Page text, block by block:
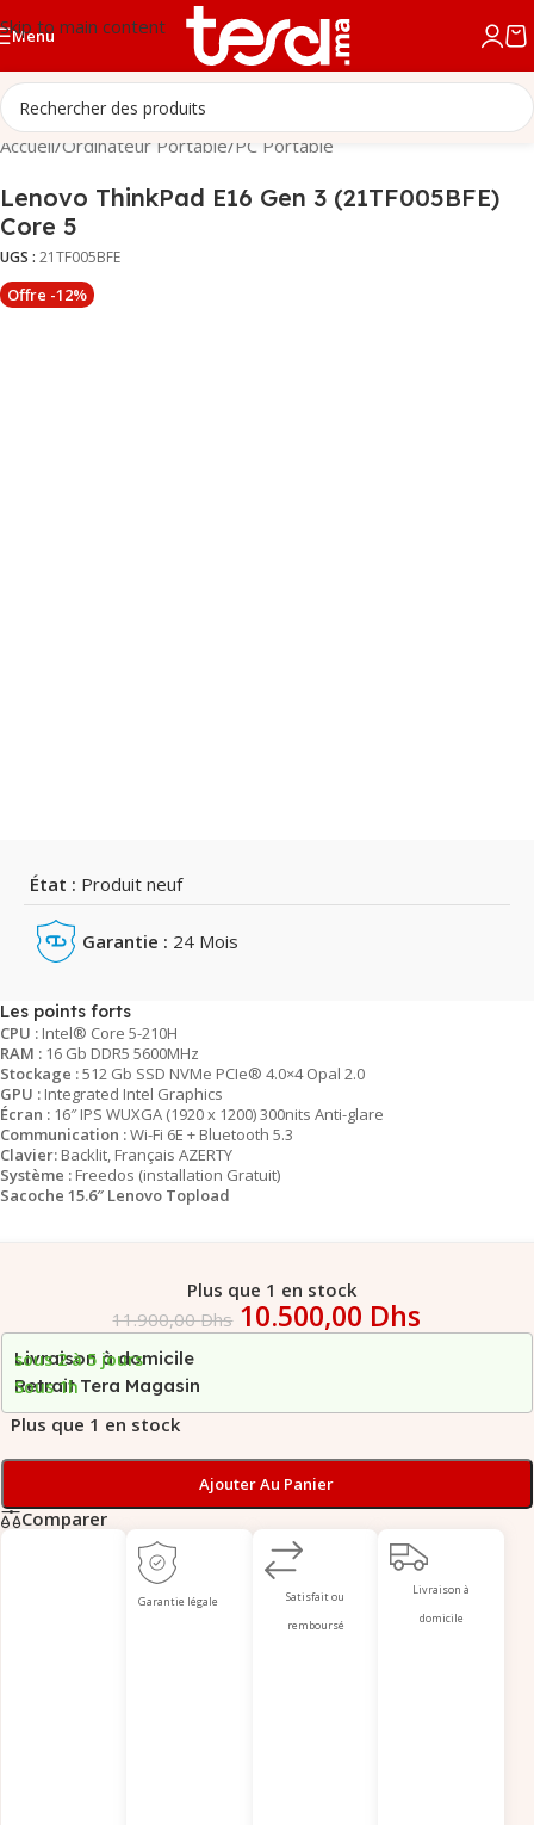
Skip to main content
Menu
Accueil/Ordinateur Portable/PC Portable
Lenovo ThinkPad E16 Gen 3 (21TF005BFE)
Core 5
UGS : 21TF005BFE
Offre -12%
État : Produit neuf
Garantie : 24 Mois
Les points forts
CPU : Intel® Core 5-210H
RAM : 16 Gb DDR5 5600MHz
Stockage :512 Gb SSD NVMe PCIe® 4.0×4 Opal 2.0
GPU : Integrated Intel Graphics
Écran : 16″ IPS WUXGA (1920 x 1200) 300nits Anti-glare
Communication :Wi-Fi 6E + Bluetooth 5.3
Clavier: Backlit, Français AZERTY
Système : Freedos (installation Gratuit)
Sacoche 15.6″ Lenovo Topload
Plus que 1 en stock
11.900,00Dhs 10.500,00 Dhs
Livraison à domicile
sous 2 à 5 jours
Retrait Tera Magasin
Sous 1h
Plus que 1 en stock
Ajouter Au Panier
Comparer
Garantie légale
Satisfait ou
remboursé
Livraison à
domicile